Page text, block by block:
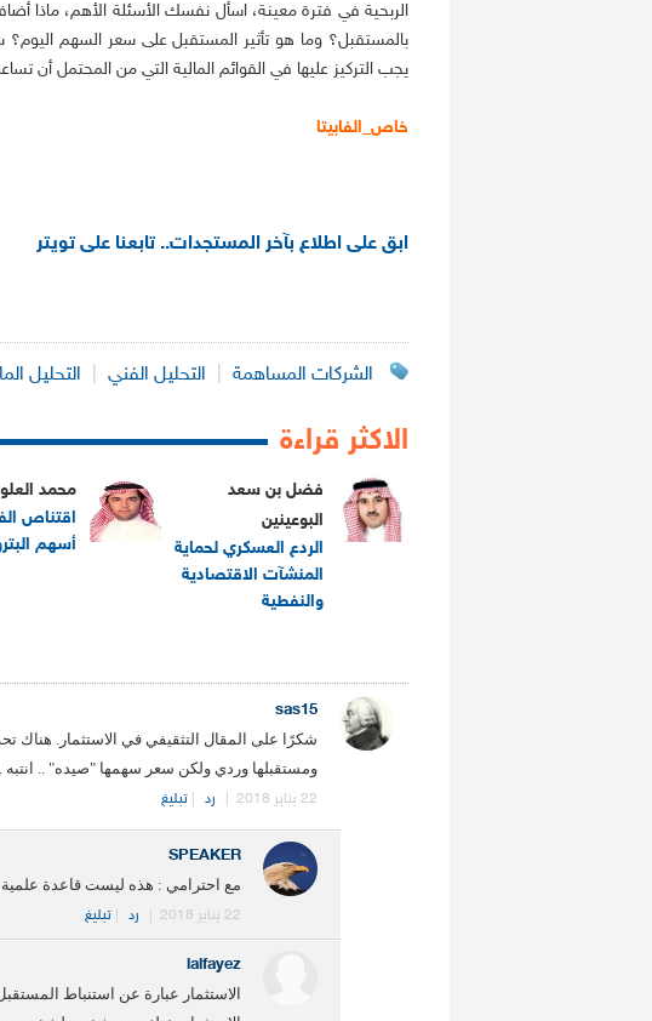
الربحية في فترة معينة، اسأل نفسك الأسئلة الأهم، ماذا
بالمستقبل؟ وما هو تأثير المستقبل على سعر السهم
يجب التركيز عليها في القوائم المالية التي من المحتمل أن
خاص_الفابيتا
ابق على اطلاع بآخر المستجدات.. تابعنا على تويتر
الشركات المساهمة التحليل الفني التحليل
الاكثر قراءة
فضل بن سعد
البوعينين
الردع العسكري لحماية
المنشآت الاقتصادية
والنفطية
محمد
اقتناص
أسهم
sas15
شكرًا على المقال التثقيفي في الاستثمار. هناك
ومستقبلها وردي ولكن سعر سهمها "صيده" ..
22 يناير 2018 رد تبليغ
SPEAKER
مع احترامي : هذه ليست قاعدة علمية
22 يناير 2018 رد تبليغ
ialfayez
الاستثمار عبارة عن استنباط